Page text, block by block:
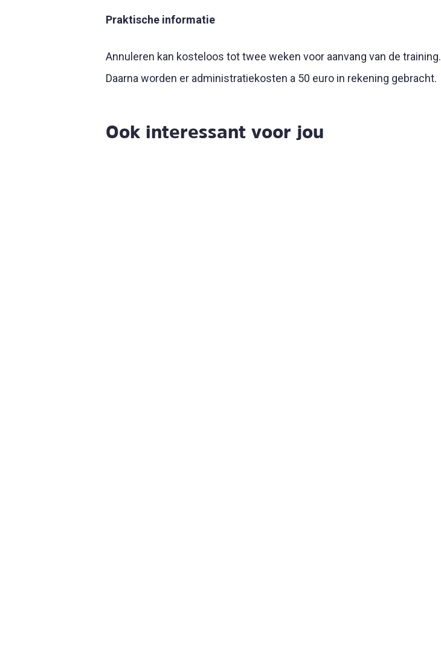
Praktische informatie
Annuleren kan kosteloos tot twee weken voor aanvang van de training.
Daarna worden er administratiekosten a 50 euro in rekening gebracht.
Ook interessant voor jou